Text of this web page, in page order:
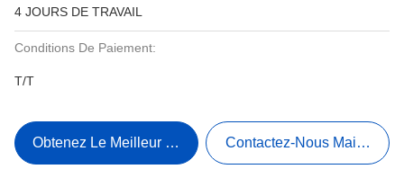
4 JOURS DE TRAVAIL
Conditions De Paiement:
T/T
Obtenez Le Meilleur Prix Contactez-Nous Maintenant